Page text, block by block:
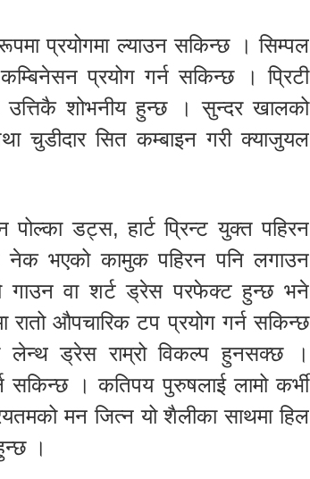
प्रयोगमा ल्याउन सकिन्छ । सिम्पल
प्रयोग गर्न सकिन्छ । प्रिटी
शोभनीय हुन्छ । सुन्दर खालको
चुडीदार सित कम्बाइन गरी क्याजुयल
पोल्का डट्स, हार्ट प्रिन्ट युक्त पहिरन
भएको कामुक पहिरन पनि लगाउन
गाउन वा शर्ट ड्रेस परफेक्ट हुन्छ भने
रातो औपचारिक टप प्रयोग गर्न सकिन्छ
लेन्थ ड्रेस राम्रो विकल्प हुनसक्छ ।
। कतिपय पुरुषलाई लामो कर्भी
मन जित्न यो शैलीका साथमा हिल
।